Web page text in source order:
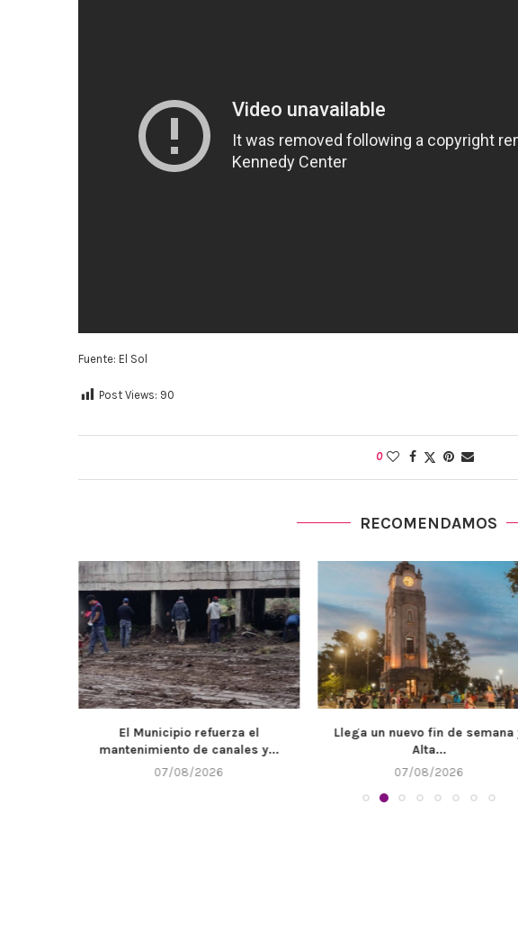
Fuente: El Sol
Post Views: 90
0
RECOMENDAMOS
El Municipio refuerza el
mantenimiento de canales y...
07/08/2026
Llega un nuevo fin de semana
Alta...
07/08/2026